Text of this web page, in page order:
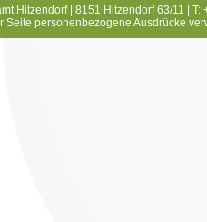
Hitzendorf | 8151 Hitzendorf 63/11 |
Seite personenbezogene Ausdrücke